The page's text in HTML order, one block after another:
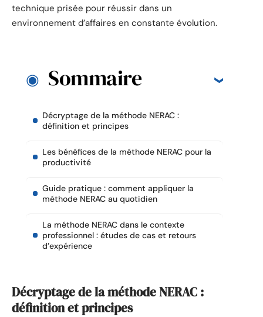
technique prisée pour réussir dans un
environnement d’affaires en constante évolution.
Sommaire
Décryptage de la méthode NERAC :
définition et principes
Les bénéfices de la méthode NERAC pour la
productivité
Guide pratique : comment appliquer la
méthode NERAC au quotidien
La méthode NERAC dans le contexte
professionnel : études de cas et retours
d’expérience
Décryptage de la méthode NERAC :
définition et principes